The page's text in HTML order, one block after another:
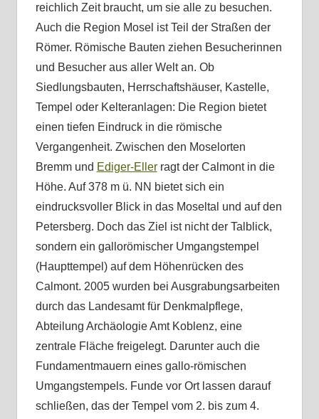
reichlich Zeit braucht, um sie alle zu besuchen.
Auch die Region Mosel ist Teil der Straßen der
Römer. Römische Bauten ziehen Besucherinnen
und Besucher aus aller Welt an. Ob
Siedlungsbauten, Herrschaftshäuser, Kastelle,
Tempel oder Kelteranlagen: Die Region bietet
einen tiefen Eindruck in die römische
Vergangenheit. Zwischen den Moselorten
Bremm und Ediger-Ellerragt der Calmont in die
Höhe. Auf 378 m ü. NN bietet sich ein
eindrucksvoller Blick in das Moseltal und auf den
Petersberg. Doch das Ziel ist nicht der Talblick,
sondern ein gallorömischer Umgangstempel
(Haupttempel) auf dem Höhenrücken des
Calmont. 2005 wurden bei Ausgrabungsarbeiten
durch das Landesamt für Denkmalpflege,
Abteilung Archäologie Amt Koblenz, eine
zentrale Fläche freigelegt. Darunter auch die
Fundamentmauern eines gallo-römischen
Umgangstempels. Funde vor Ort lassen darauf
schließen, das der Tempel vom 2. bis zum 4.